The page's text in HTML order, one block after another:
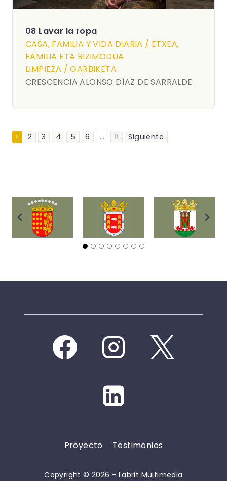
08 Lavar la ropa
CASA, FAMILIA Y VIDA DIARIA / ETXEA,
FAMILIA ETA BIZIMODUA
LIMPIEZA / GARBIKETA
CRESCENCIA ALONSO DÍAZ DE SARRALDE
1 2 3 4 5 6 ... 11 Siguiente
Proyecto Testimonios
Copyright © 2026 - Labrit Multimedia